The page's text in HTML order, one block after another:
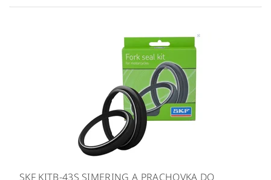
SKF KITB-43S SIMERING A PRACHOVKA DO